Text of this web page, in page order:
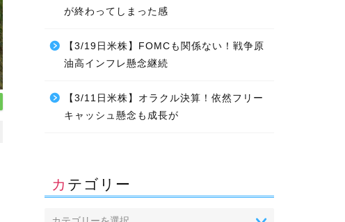
が終わってしまった感
【3/19日米株】FOMCも関係ない！戦争原
油高インフレ懸念継続
【3/11日米株】オラクル決算！依然フリー
キャッシュ懸念も成長が
カテゴリー